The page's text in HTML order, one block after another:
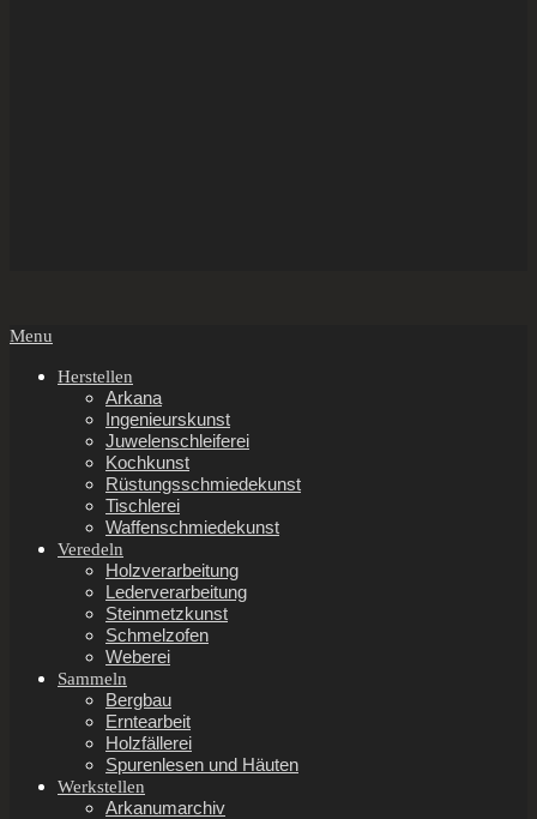
Secondary
Menu
Menu
Herstellen
Arkana
Ingenieurskunst
Juwelenschleiferei
Kochkunst
Rüstungsschmiedekunst
Tischlerei
Waffenschmiedekunst
Veredeln
Holzverarbeitung
Lederverarbeitung
Steinmetzkunst
Schmelzofen
Weberei
Sammeln
Bergbau
Erntearbeit
Holzfällerei
Spurenlesen und Häuten
Werkstellen
Arkanumarchiv